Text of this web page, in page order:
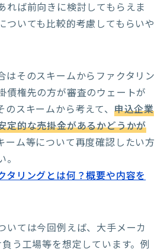
れば前向きに検討してもらえま
ついても比較的考慮してもらいや
はそのスキームからファクタリン
債権先の方が審査のウェートが
スキームから考えて、 申込企業
定的な売掛金があるかどうかが
ーム等について再度確認したい方
タリングとは何？概要や内容を
いては今回例えば、大手メーカ
う工場等を想定しています。例